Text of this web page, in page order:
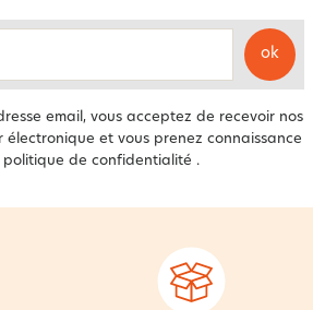
ok
email, vous acceptez de recevoir nos
électronique et vous prenez connaissance
politique de confidentialité .